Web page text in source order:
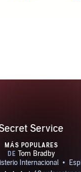
Service
MÁS POPULARES